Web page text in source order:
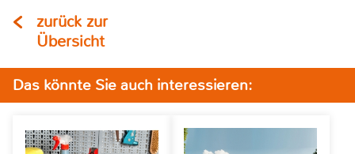
zurück zur
Übersicht
Das könnte Sie auch interessieren: